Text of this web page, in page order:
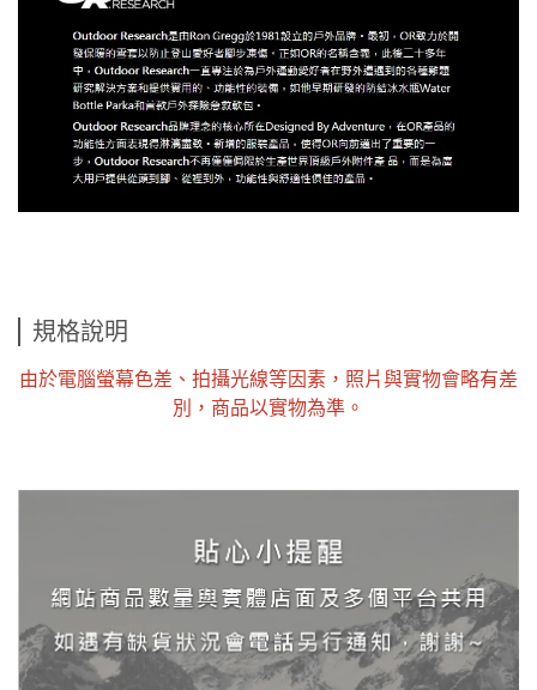
規格說明
由於電腦螢幕色差、拍攝光線等因素，照片與實物會略有差
別，商品以實物為準。